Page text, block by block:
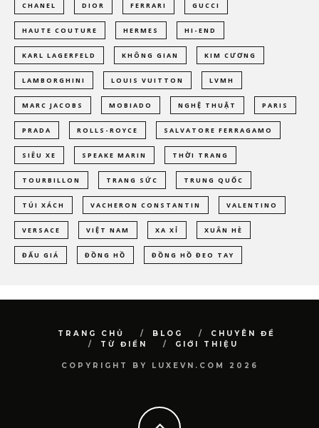
CHANEL DIOR FERRARI GUCCI
HAUTE COUTURE HERMES HI-END
KARL LAGERFELD KHÔNG GIAN KIM CƯƠNG
LAMBORGHINI LOUIS VUITTON LVMH
MARC JACOBS MOBIADO NGHỆ THUẬT PARIS
PRADA ROLLS-ROYCE SALVATORE FERRAGAMO
SIÊU XE SPEAKE MARIN THỜI TRANG
TOURBILLON TRANG SỨC TRUNG QUỐC
TÚI XÁCH VACHERON CONSTANTIN VALENTINO
VERSACE VIỆT NAM XA XỈ XUÂN HÈ
ĐẤU GIÁ ĐỒNG HỒ ĐỒNG HỒ ĐEO TAY
TRANG CHỦ BLOG
CHUYÊN ĐỀ
TỪ ĐIỂN
GIỚI THIỆU
COPYRIGHT BY LUXEVN.COM 2026